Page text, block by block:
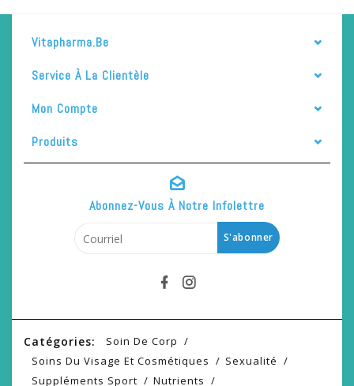
Vitapharma.be
Service À La Clientèle
Mon Compte
Produits
Abonnez-Vous À Notre Infolettre
S'abonner
Catégories:
Soin De Corp
Soins Du Visage Et Cosmétiques
Sexualité
Suppléments Sport
Nutrients